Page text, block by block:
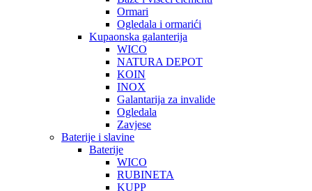
Ormari
Ogledala i ormarići
Kupaonska galanterija
WICO
NATURA DEPOT
KOIN
INOX
Galantarija za invalide
Ogledala
Zavjese
Baterije i slavine
Baterije
WICO
RUBINETA
KUPP